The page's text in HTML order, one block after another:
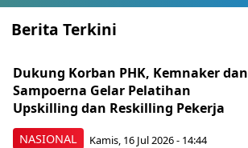
Berita Terkini
NASIONAL
Dukung Korban PHK, Kemnaker dan
Sampoerna Gelar Pelatihan
Upskilling dan Reskilling Pekerja
Kamis, 16 Jul 2026 - 14:44